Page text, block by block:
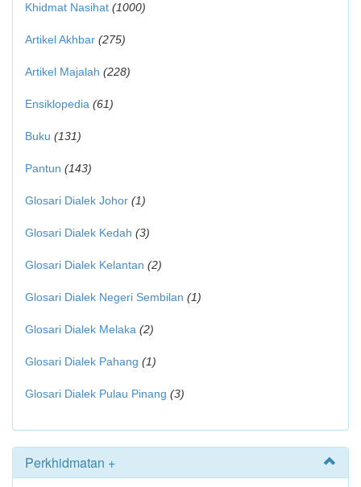
Khidmat Nasihat (1000)
Artikel Akhbar (275)
Artikel Majalah (228)
Ensiklopedia (61)
Buku (131)
Pantun (143)
Glosari Dialek Johor (1)
Glosari Dialek Kedah (3)
Glosari Dialek Kelantan (2)
Glosari Dialek Negeri Sembilan (1)
Glosari Dialek Melaka (2)
Glosari Dialek Pahang (1)
Glosari Dialek Pulau Pinang (3)
Perkhidmatan +